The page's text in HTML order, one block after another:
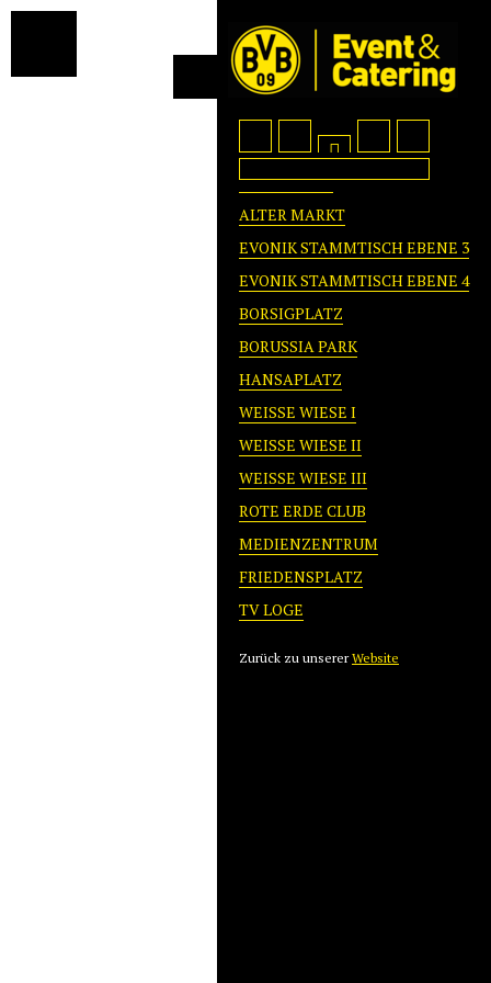
FOYER WEST
ALTER MARKT
EVONIK STAMMTISCH EBENE 3
EVONIK STAMMTISCH EBENE 4
BORSIGPLATZ
BORUSSIA PARK
HANSAPLATZ
WEISSE WIESE I
WEISSE WIESE II
WEISSE WIESE III
ROTE ERDE CLUB
MEDIENZENTRUM
FRIEDENSPLATZ
TV LOGE
Zurück zu unsererWebsite